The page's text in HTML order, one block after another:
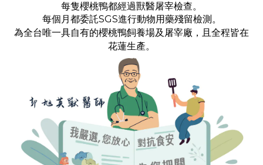
每隻櫻桃鴨都經過獸醫屠宰檢查。
每個月都委託SGS進行動物用藥殘留檢測。
為全台唯一具自有的櫻桃鴨飼養場及屠宰廠，且全程皆在
花蓮生產。